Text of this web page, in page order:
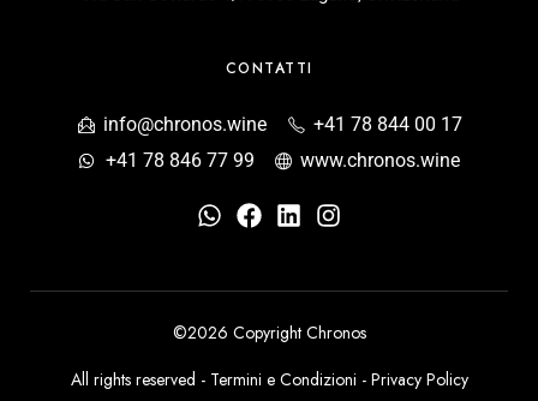
CONTATTI
info@chronos.wine
+41 78 844 00 17
+41 78 846 77 99
www.chronos.wine
©2026 Copyright Chronos
All rights reserved - Termini e Condizioni - Privacy Policy